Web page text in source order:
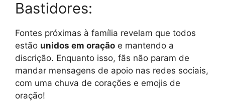
Bastidores:
Fontes próximas à família revelam que todos
estão unidos em oração e mantendo a
discrição. Enquanto isso, fãs não param de
mandar mensagens de apoio nas redes sociais,
com uma chuva de corações e emojis de
oração!